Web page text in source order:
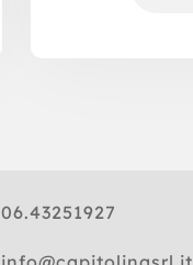
06.43251927